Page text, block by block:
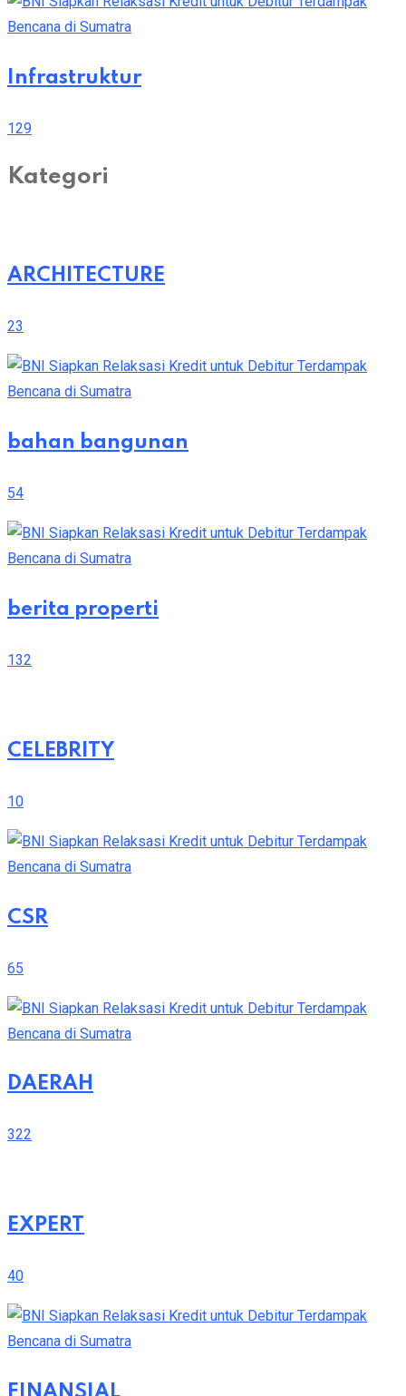
Infrastruktur
129
Kategori
ARCHITECTURE
23
bahan bangunan
54
berita properti
132
CELEBRITY
10
CSR
65
DAERAH
322
EXPERT
40